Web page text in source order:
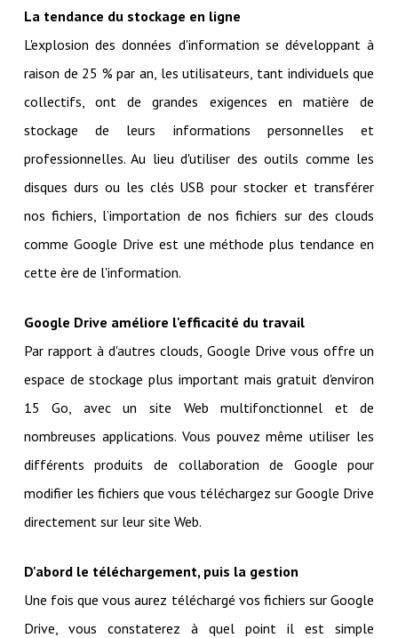
La tendance du stockage en ligne
L'explosion des données d'information se développant à
raison de 25 % par an, les utilisateurs, tant individuels que
collectifs, ont de grandes exigences en matière de
stockage de leurs informations personnelles et
professionnelles. Au lieu d'utiliser des outils comme les
disques durs ou les clés USB pour stocker et transférer
nos fichiers, l’importation de nos fichiers sur des clouds
comme Google Drive est une méthode plus tendance en
cette ère de l'information.
Google Drive améliore l'efficacité du travail
Par rapport à d'autres clouds, Google Drive vous offre un
espace de stockage plus important mais gratuit d'environ
15 Go, avec un site Web multifonctionnel et de
nombreuses applications. Vous pouvez même utiliser les
différents produits de collaboration de Google pour
modifier les fichiers que vous téléchargez sur Google Drive
directement sur leur site Web.
D'abord le téléchargement, puis la gestion
Une fois que vous aurez téléchargé vos fichiers sur Google
Drive, vous constaterez à quel point il est simple